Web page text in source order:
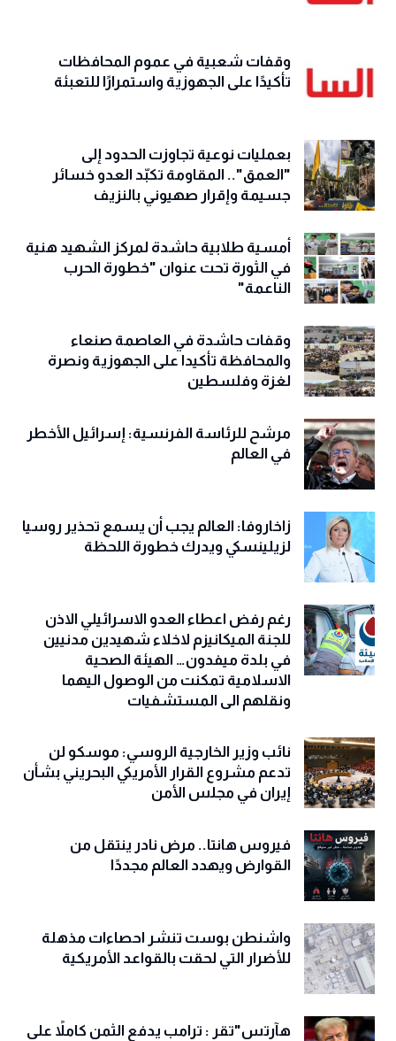
وقفات شعبية في عموم المحافظات
تأكيدًا على الجهوزية واستمرارًا للتعبئة
بعمليات نوعية تجاوزت الحدود إلى
"العمق".. المقاومة تكبّد العدو خسائر
جسيمة وإقرار صهيوني بالنزيف
أمسية طلابية حاشدة لمركز الشهيد هنية
في الثورة تحت عنوان "خطورة الحرب
الناعمة"
وقفات حاشدة في العاصمة صنعاء
والمحافظة تأكيدا على الجهوزية ونصرة
لغزة وفلسطين
مرشح للرئاسة الفرنسية: إسرائيل الأخطر
في العالم
زاخاروفا: العالم يجب أن يسمع تحذير روسيا
لزيلينسكي ويدرك خطورة اللحظة
رغم رفض اعطاء العدو الاسرائيلي الاذن
للجنة الميكانيزم لاخلاء شهيدين مدنيين
في بلدة ميفدون… الهيئة الصحية
الاسلامية تمكنت من الوصول اليهما
ونقلهم الى المستشفيات
نائب وزير الخارجية الروسي: موسكو لن
تدعم مشروع القرار الأمريكي البحريني بشأن
إيران في مجلس الأمن
فيروس هانتا.. مرض نادر ينتقل من
القوارض ويهدد العالم مجددًا
واشنطن بوست تنشر احصاءات مذهلة
للأضرار التي لحقت بالقواعد الأمريكية
هآرتس"تقر : ترامب يدفع الثمن كاملاً على